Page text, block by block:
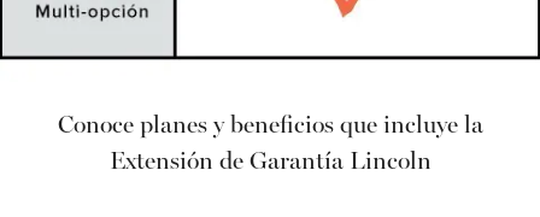
Conoce planes y beneficios que incluye la
Extensión de Garantía Lincoln